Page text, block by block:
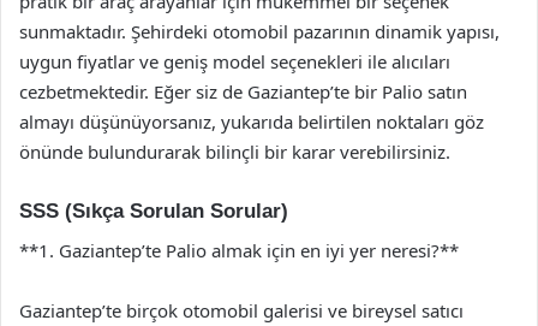
sunmaktadır. Şehirdeki otomobil pazarının dinamik yapısı,
uygun fiyatlar ve geniş model seçenekleri ile alıcıları
cezbetmektedir. Eğer siz de Gaziantep’te bir Palio satın
almayı düşünüyorsanız, yukarıda belirtilen noktaları göz
önünde bulundurarak bilinçli bir karar verebilirsiniz.
SSS (Sıkça Sorulan Sorular)
**1. Gaziantep’te Palio almak için en iyi yer neresi?**
Gaziantep’te birçok otomobil galerisi ve bireysel satıcı